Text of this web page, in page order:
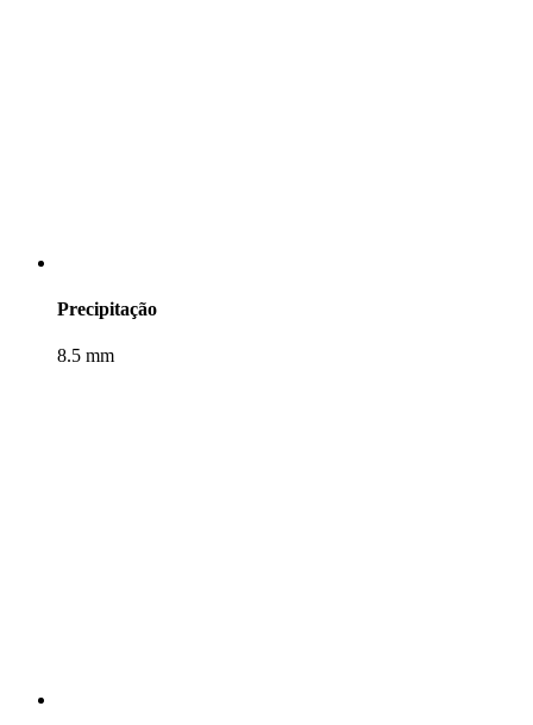
Precipitação
8.5 mm